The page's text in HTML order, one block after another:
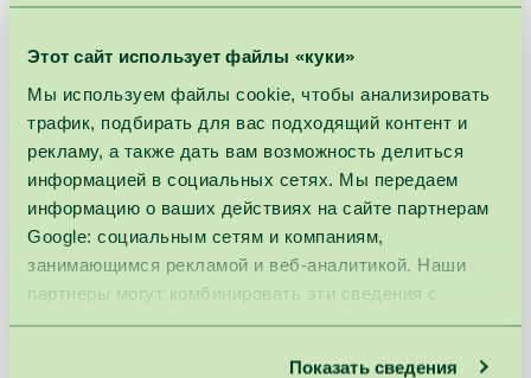
Этот сайт использует файлы «куки»
Мы используем файлы cookie, чтобы анализировать
трафик, подбирать для вас подходящий контент и
рекламу, а также дать вам возможность делиться
информацией в социальных сетях. Мы передаем
информацию о ваших действиях на сайте партнерам
Google: социальным сетям и компаниям,
занимающимся рекламой и веб-аналитикой. Наши
партнеры могут комбинировать эти сведения с
предоставленной вами информацией, а также
Показать сведения